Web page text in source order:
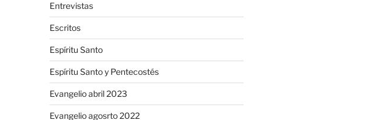
Entrevistas
Escritos
Espíritu Santo
Espíritu Santo y Pentecostés
Evangelio abril 2023
Evangelio agosrto 2022